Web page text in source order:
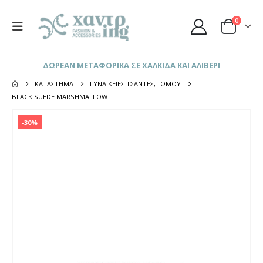
0
ΔΩΡΕΑΝ ΜΕΤΑΦΟΡΙΚΑ ΣΕ ΧΑΛΚΙΔΑ ΚΑΙ ΑΛΙΒΕΡΙ
ΚΑΤΆΣΤΗΜΑ ΓΥΝΑΙΚΕΊΕΣ ΤΣΆΝΤΕΣ,
ΏΜΟΥ
BLACK SUEDE MARSHMALLOW
-30%